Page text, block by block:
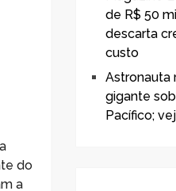
do
a
de R$ 50
descarta
custo
Astronauta
gigante
Pacífico;